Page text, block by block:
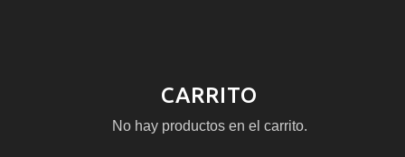
CARRITO
No hay productos en el carrito.